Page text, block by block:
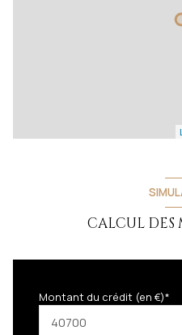
CALCUL DES
Montant du crédit (en €)*